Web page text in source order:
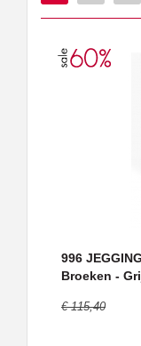
996
Broeken -
€ 115,40